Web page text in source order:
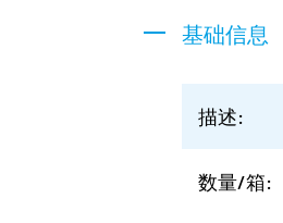
基础信息
描述:
数量/箱: